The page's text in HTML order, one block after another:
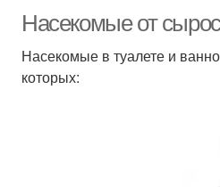
Насекомые от
Насекомые в туалете и
которых: